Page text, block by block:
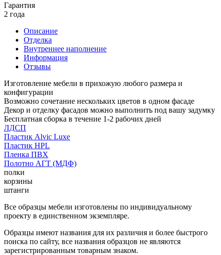
Гарантия
2 года
Описание
Отделка
Внутреннее наполнение
Информация
Отзывы
Изготовление мебели в прихожую любого размера и
конфигурации
Возможно сочетание нескольких цветов в одном фасаде
Декор и отделку фасадов можно выполнить под вашу задумку
Бесплатная сборка в течение 1-2 рабочих дней
ЛДСП
Пластик Alvic Luxe
Пластик HPL
Пленка ПВХ
Полотно АГТ (МДФ)
полки
корзины
штанги
Все образцы мебели изготовлены по индивидуальному
проекту в единственном экземпляре.
Образцы имеют названия для их различия и более быстрого
поиска по сайту, все названия образцов не являются
зарегистрированным товарным знаком.